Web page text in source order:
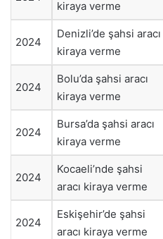
kiraya verme
2024
Denizli’de şahsi aracı
kiraya verme
2024
Bolu’da şahsi aracı
kiraya verme
2024
Bursa’da şahsi aracı
kiraya verme
2024
Kocaeli’nde şahsi
aracı kiraya verme
2024
Eskişehir’de şahsi
aracı kiraya verme